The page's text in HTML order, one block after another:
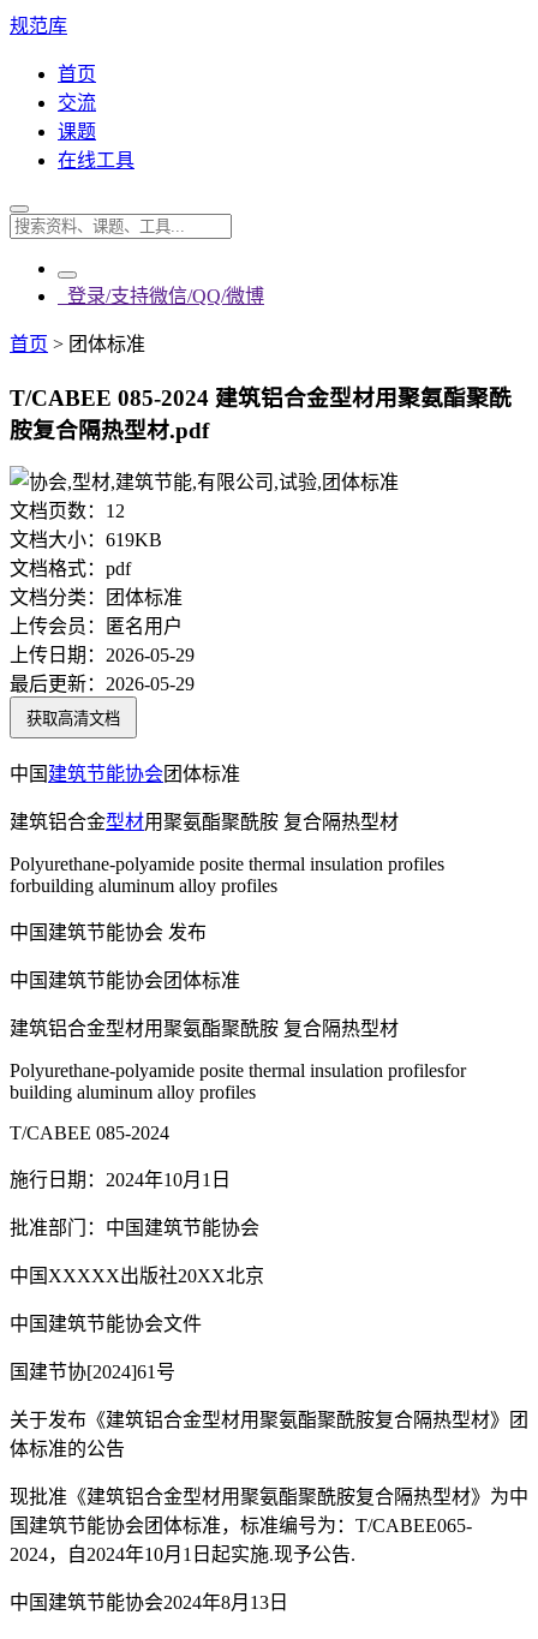
规范库
首页
交流
课题
在线工具
登录/支持微信/QQ/微博
首页 > 团体标准
T/CABEE 085-2024 建筑铝合金型材用聚氨酯聚酰
胺复合隔热型材.pdf
文档页数： 12
文档大小： 619KB
文档格式： pdf
文档分类：
团体标准
上传会员：
匿名用户
上传日期： 2026-05-29
最后更新： 2026-05-29
获取高清文档
中国 建筑节能协会团体标准
建筑铝合金型材用聚氨酯聚酰胺 复合隔热型材
Polyurethane-polyamide posite thermal insulation profiles
forbuilding aluminum alloy profiles
中国建筑节能协会 发布
中国建筑节能协会团体标准
建筑铝合金型材用聚氨酯聚酰胺 复合隔热型材
Polyurethane-polyamide posite thermal insulation profilesfor
building aluminum alloy profiles
T/CABEE 085-2024
施行日期：2024年10月1日
批准部门：中国建筑节能协会
中国XXXXX出版社20XX北京
中国建筑节能协会文件
国建节协[2024]61号
关于发布《建筑铝合金型材用聚氨酯聚酰胺复合隔热型材》团
体标准的公告
现批准《建筑铝合金型材用聚氨酯聚酰胺复合隔热型材》为中
国建筑节能协会团体标准，标准编号为：T/CABEE065-
2024，自2024年10月1日起实施.现予公告.
中国建筑节能协会2024年8月13日